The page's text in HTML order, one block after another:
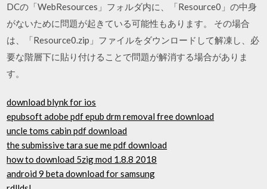
DCの「WebResources」フォルダ内に、「Resource0」の中身
がないために問題が起きている可能性もあります。 その場合
は、「Resource0.zip」ファイルをダウンロードして解凍し、必
要な階層下に貼り付けることで問題が解消する場合がありま
す。
download blynk for ios
epubsoft adobe pdf epub drm removal free download
uncle toms cabin pdf download
the submissive tara sue me pdf download
how to download 5zig mod 1.8.8 2018
android 9 beta download for samsung